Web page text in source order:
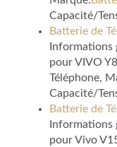
Capacité/
Batterie de
Informations
pour VIVO
Téléphone,
Capacité/
Batterie de
Informations
pour Vivo